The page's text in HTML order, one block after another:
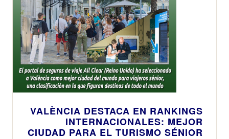
VALÈNCIA DESTACA EN RANKINGS
INTERNACIONALES: MEJOR
CIUDAD PARA EL TURISMO SÉNIOR